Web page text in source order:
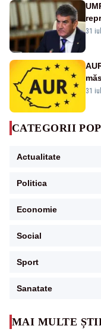
MAI MULTE
31
31
CATEGORII
Actualitate
Politica
Economie
Social
Sport
Sanatate